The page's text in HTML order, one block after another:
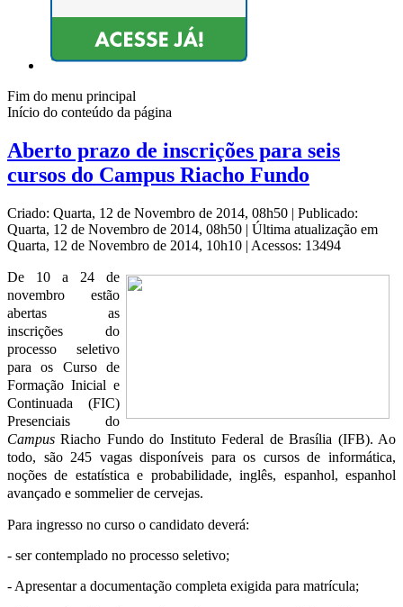
Fim do menu principal
Início do conteúdo da página
Aberto prazo de inscrições para seis
cursos do Campus Riacho Fundo
Criado: Quarta, 12 de Novembro de 2014, 08h50 | Publicado:
Quarta, 12 de Novembro de 2014, 08h50 | Última atualização em
Quarta, 12 de Novembro de 2014, 10h10 | Acessos: 13494
De 10 a 24 de
novembro estão
abertas as
inscrições do
processo seletivo
para os Curso de
Formação Inicial e
Continuada (FIC)
Presenciais do
Campus Riacho Fundo do Instituto Federal de Brasília (IFB). Ao
todo, são 245 vagas disponíveis para os cursos de informática,
noções de estatística e probabilidade, inglês, espanhol, espanhol
avançado e sommelier de cervejas.
Para ingresso no curso o candidato deverá:
- ser contemplado no processo seletivo;
- Apresentar a documentação completa exigida para matrícula;